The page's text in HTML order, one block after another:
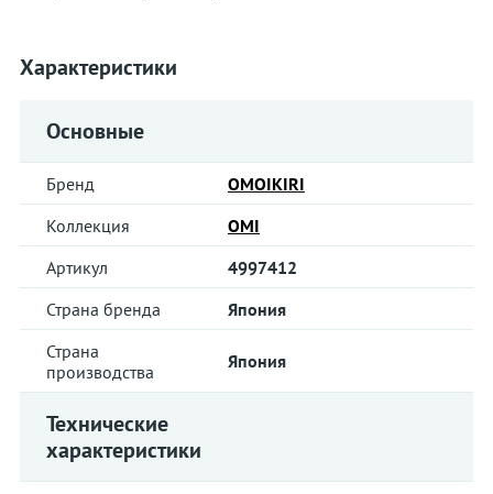
Характеристики
Основные
Бренд
OMOIKIRI
Коллекция
OMI
Артикул
4997412
Страна бренда
Япония
Страна
производства
Япония
Технические
характеристики